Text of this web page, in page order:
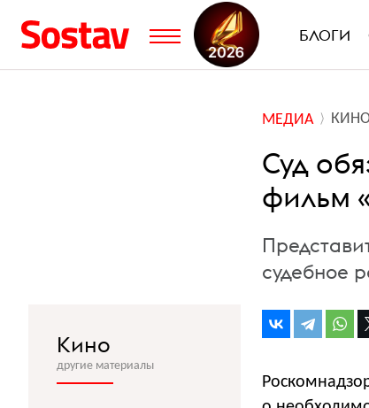
БЛОГИ
МЕДИА
Суд
фильм
судебное
Кино
другие материалы